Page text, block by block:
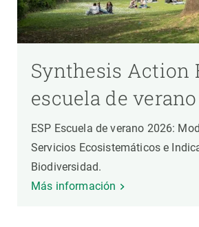
Synthesis Action
escuela de verano
ESP Escuela de verano 2026:
Servicios Ecosistemáticos e
Biodiversidad.
Más información